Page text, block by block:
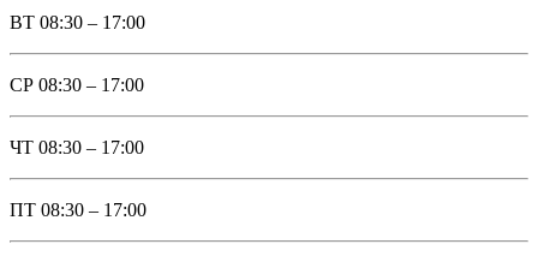
ВТ 08:30 – 17:00
СР 08:30 – 17:00
ЧТ 08:30 – 17:00
ПТ 08:30 – 17:00